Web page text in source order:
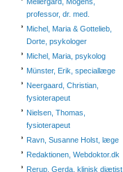
professor, dr. med.
Michel, Maria & Gottelieb,
Dorte, psykologer
Michel, Maria, psykolog
Münster, Erik, speciallæge
Neergaard, Christian,
fysioterapeut
Nielsen, Thomas,
fysioterapeut
Ravn, Susanne Holst, læge
Redaktionen, Webdoktor.dk
Rerup, Gerda, klinisk diætist